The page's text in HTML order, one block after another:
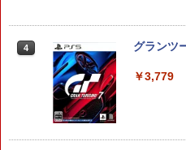
ントロー
ラー 連
トローラ
4 グランツ
￥3,779